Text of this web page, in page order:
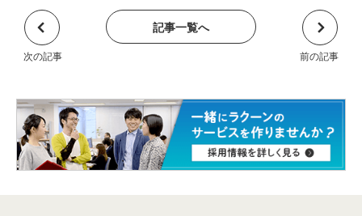
記事一覧へ